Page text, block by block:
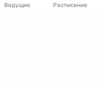
Ведущие Расписание